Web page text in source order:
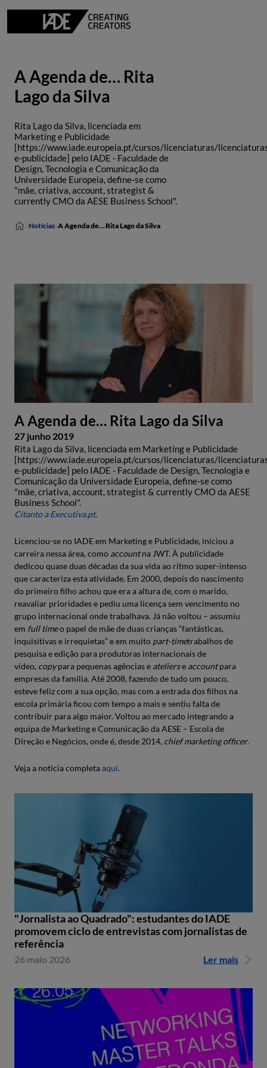
A Agenda de… Rita
Lago da Silva
Rita Lago da Silva, licenciada em
Marketing e Publicidade
[https://www.iade.europeia.pt/cursos/licenciaturas/
e-publicidade] pelo IADE - Faculdade de
Design, Tecnologia e Comunicação da
Universidade Europeia, define-se como
"mãe, criativa, account, strategist &
currently CMO da AESE Business School".
Notícias A Agenda de… Rita Lago da Silva
A Agenda de… Rita Lago da Silva
27 junho 2019
Rita Lago da Silva, licenciada em Marketing e Publicidade
[https://www.iade.europeia.pt/cursos/licenciaturas/
e-publicidade] pelo IADE - Faculdade de Design, Tecnologia e
Comunicação da Universidade Europeia, define-se como
"mãe, criativa, account, strategist & currently CMO da AESE
Business School".
Citanto a Executiva.pt,
Licenciou-se no IADE em Marketing e Publicidade, iniciou a
carreira nessa área, como accountna JWT. À publicidade
dedicou quase duas décadas da sua vida ao ritmo super-intenso
que caracteriza esta atividade. Em 2000, depois do nascimento
do primeiro filho achou que era a altura de, com o marido,
reavaliar prioridades e pediu uma licença sem vencimento no
grupo internacional onde trabalhava. Já não voltou – assumiu
em full timeo papel de mãe de duas crianças “fantásticas,
inquisitivas e irrequietas” e em muito part-timetrabalhos de
pesquisa e edição para produtoras internacionais de
vídeo, copypara pequenas agências e atelierse accountpara
empresas da família. Até 2008, fazendo de tudo um pouco,
esteve feliz com a sua opção, mas com a entrada dos filhos na
escola primária ficou com tempo a mais e sentiu falta de
contribuir para algo maior. Voltou ao mercado integrando a
equipa de Marketing e Comunicação da AESE – Escola de
Direção e Negócios, onde é, desde 2014, chief marketing officer.
Veja a notícia completaaqui.
"Jornalista ao Quadrado": estudantes do IADE
promovem ciclo de entrevistas com jornalistas de
referência
26 maio 2026 Ler mais